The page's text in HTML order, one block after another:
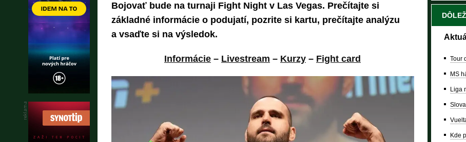
Bojovať bude na turnaji Fight Night v Las Vegas. Prečítajte si
základné informácie o podujatí, pozrite si kartu, prečítajte analýzu
a vsaďte si na výsledok.
Informácie – Livestream – Kurzy – Fight card Tour
MS
Liga
Kde